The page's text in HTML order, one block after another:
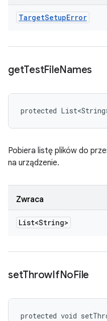
TargetSetupError
getTestFileNames
protected
Pobiera listę plików do
na urządzenie.
Zwraca
List<String>
setThrowIfNoFile
protected void